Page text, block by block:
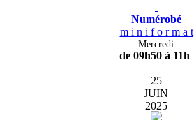
Numérobé
m i n i f o r m a t
Mercredi
de 09h50 à 11h
25
JUIN
2025